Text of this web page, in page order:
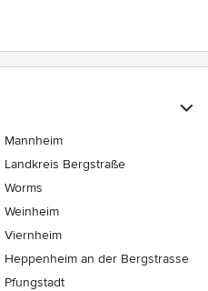
Mannheim
Landkreis Bergstraße
Worms
Weinheim
Viernheim
Heppenheim an der Bergstrasse
Pfungstadt